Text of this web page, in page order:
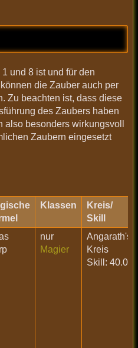
und 8 ist und für den
die Zauber auch per
Zu beachten ist, dass diese
des Zaubers haben
also besonders wirkungsvoll
Zaubern eingesetzt
Klassen
Kreis/
Skill
nur
Magier
Angarath's
Kreis
Skill: 40.0